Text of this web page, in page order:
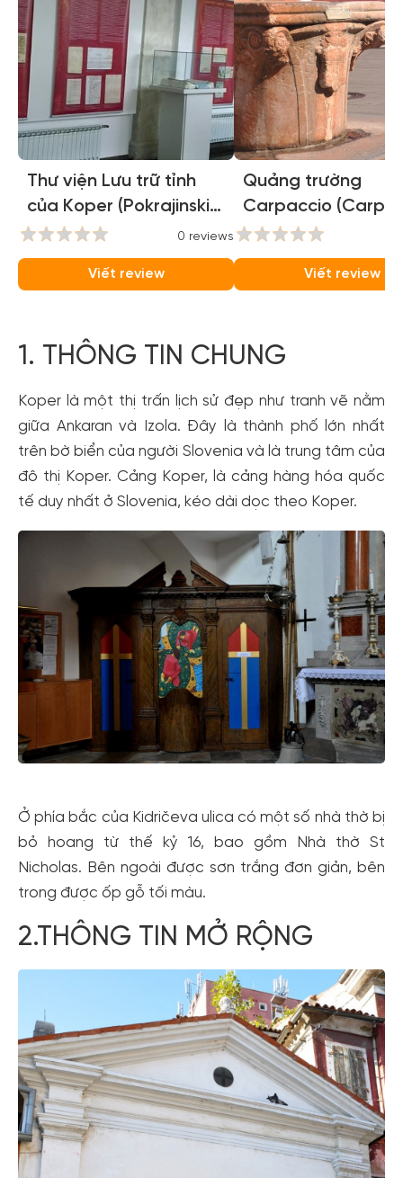
Thư viện Lưu trữ tỉnh
của Koper (Pokrajinski
arhiv Koper)
0 reviews
Viết review
Quảng trường
Carpaccio
square)
Viết review
1. THÔNG TIN CHUNG
Koper là một thị trấn lịch sử đẹp như tranh vẽ nằm
giữa Ankaran và Izola. Đây là thành phố lớn nhất
trên bờ biển của người Slovenia và là trung tâm của
đô thị Koper. Cảng Koper, là cảng hàng hóa quốc
tế duy nhất ở Slovenia, kéo dài dọc theo Koper.
Ở phía bắc của Kidričeva ulica có một số nhà thờ bị
bỏ hoang từ thế kỷ 16, bao gồm Nhà thờ St
Nicholas. Bên ngoài được sơn trắng đơn giản, bên
trong được ốp gỗ tối màu.
2.THÔNG TIN MỞ RỘNG